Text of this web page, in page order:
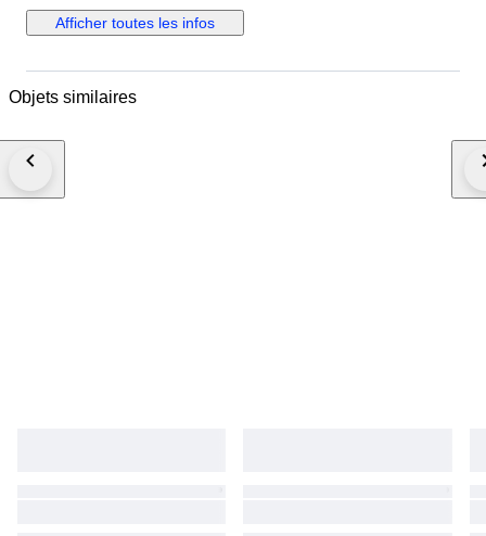
reference/description/impression Please check my other items: click on
my sellers name "Art of Comics" For-all-of-you-that-are-unfamiliar-with-
grade-to-the-lowest-grade-in-terms-and-in-numbers: Mint(M)-10
VF/NM)-9.0 VeryFine(VFN)-8.0 Fine/VeryFine(F/VF)-7.0 Fine(FN)-6.0
Foreign buyers: I-do-combine-shipping. Should-you-end-up-paying-
shipping. If-shipping-costs-turn-out-to-be-higher, especially-with-
Afficher toutes les infos
Objets similaires